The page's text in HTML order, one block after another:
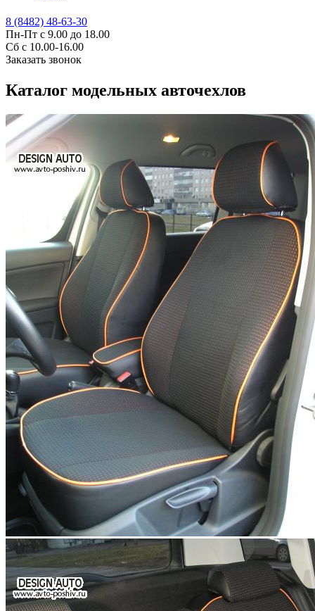
8 (8482) 48-63-30
Пн-Пт с 9.00 до 18.00
Сб с 10.00-16.00
Заказать звонок
Каталог модельных авточехлов